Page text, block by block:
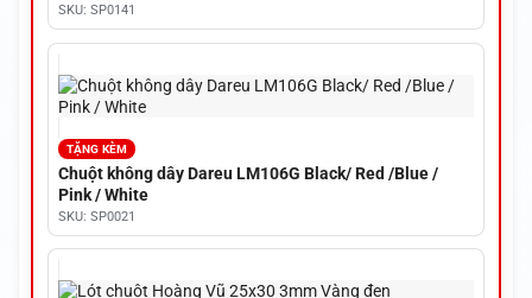
SKU: SP0141
TẶNG KÈM
Chuột không dây Dareu LM106G Black/ Red /Blue /
Pink / White
SKU: SP0021